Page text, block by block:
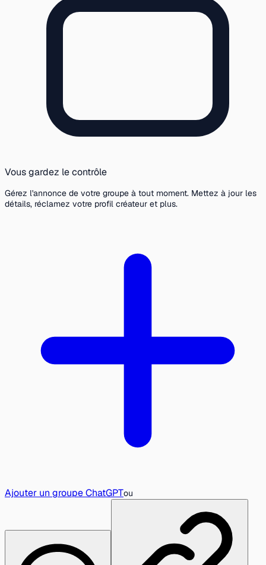
Vous gardez le contrôle
Gérez l'annonce de votre groupe à tout moment. Mettez à jour les
détails, réclamez votre profil créateur et plus.
Ajouter un groupe ChatGPTou